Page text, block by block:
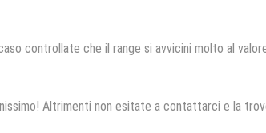
controllate che il range si avvicini molto al
Altrimenti non esitate a contattarci e la